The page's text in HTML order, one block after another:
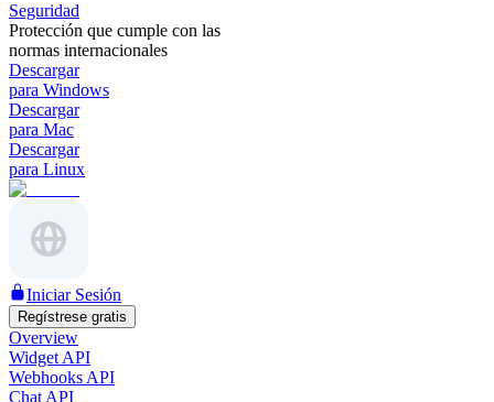
Seguridad
Protección que cumple con las
normas internacionales
Descargar
para Windows
Descargar
para Mac
Descargar
para Linux
Iniciar Sesión
Regístrese gratis
Overview
Widget API
Webhooks API
Chat API